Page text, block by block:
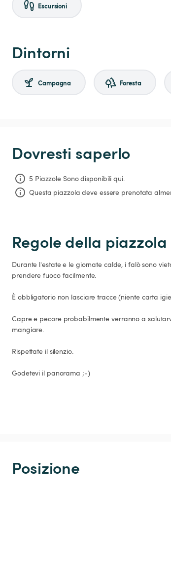
Escursioni
Dintorni
Campagna Foresta
Dovresti saperlo
5 Piazzole Sono disponibili qui.
Questa piazzola deve essere prenotata
Regole della piazzola
Durante l'estate e le giornate calde, i falò sono
prendere fuoco facilmente.
È obbligatorio non lasciare tracce (niente carta
Capre e pecore probabilmente verranno a
mangiare.
Rispettate il silenzio.
Godetevi il panorama ;-)
Posizione